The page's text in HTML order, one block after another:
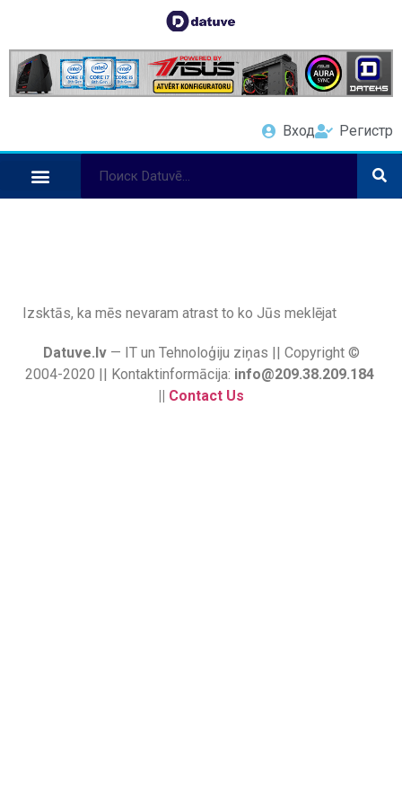
Вход Регистр
Izsktās, ka mēs nevaram atrast to ko Jūs meklējat
Datuve.lv— IT un Tehnoloģiju ziņas || Copyright ©
2004-2020 || Kontaktinformācija: info@209.38.209.184
|| Contact Us